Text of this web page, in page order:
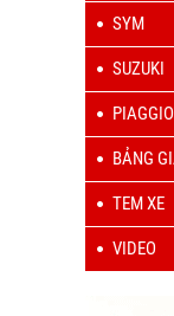
SYM
SUZUKI
PIAGGIO
BẢNG
TEM XE
VIDEO